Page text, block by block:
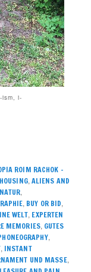
ism, i-
ROIM RACHOK –
, ALIENS AND
,
, BUY OR BID,
WELT, EXPERTEN
MEMORIES, GUTES
,
, INSTANT
UND MASSE,